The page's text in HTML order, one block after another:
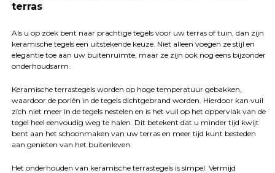
terras
Als u op zoek bent naar prachtige tegels voor uw terras of tuin, dan zijn
keramische tegels een uitstekende keuze. Niet alleen voegen ze stijl en
elegantie toe aan uw buitenruimte, maar ze zijn ook nog eens bijzonder
onderhoudsarm.
Keramische terrastegels worden op hoge temperatuur gebakken,
waardoor de poriën in de tegels dichtgebrand worden. Hierdoor kan vuil
zich niet meer in de tegels nestelen en is het vuil op het oppervlak van de
tegel heel eenvoudig weg te halen. Dit betekent dat u minder tijd kwijt
bent aan het schoonmaken van uw terras en meer tijd kunt besteden
aan genieten van het buitenleven.
Het onderhouden van keramische terrastegels is simpel. Vermijd